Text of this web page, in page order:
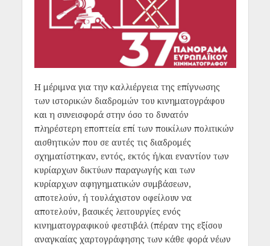
Η μέριμνα για την καλλιέργεια της επίγνωσης
των ιστορικών διαδρομών του κινηματογράφου
και η συνεισφορά στην όσο το δυνατόν
πληρέστερη εποπτεία επί των ποικίλων πολιτικών
αισθητικών που σε αυτές τις διαδρομές
σχηματίστηκαν, εντός, εκτός ή/και εναντίον των
κυρίαρχων δικτύων παραγωγής και των
κυρίαρχων αφηγηματικών συμβάσεων,
αποτελούν, ή τουλάχιστον οφείλουν να
αποτελούν, βασικές λειτουργίες ενός
κινηματογραφικού φεστιβάλ (πέραν της εξίσου
αναγκαίας χαρτογράφησης των κάθε φορά νέων